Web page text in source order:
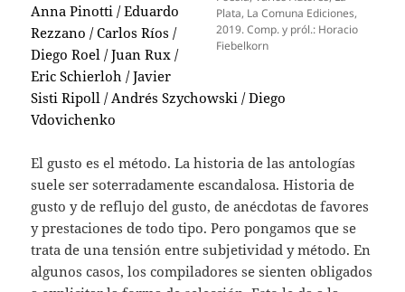
Plata, La Comuna Ediciones,
2019. Comp. y pról.: Horacio
Fiebelkorn
Anna Pinotti / Eduardo
Rezzano / Carlos Ríos /
Diego Roel / Juan Rux /
Eric Schierloh / Javier
Sisti Ripoll / Andrés Szychowski / Diego
Vdovichenko
El gusto es el método. La historia de las antologías
suele ser soterradamente escandalosa. Historia de
gusto y de reflujo del gusto, de anécdotas de favores
y prestaciones de todo tipo. Pero pongamos que se
trata de una tensión entre subjetividad y método. En
algunos casos, los compiladores se sienten obligados